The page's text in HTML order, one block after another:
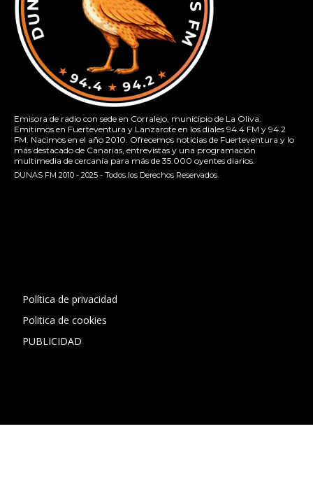
Emisora de radio con sede en Corralejo, municipio de La Oliva.
Emitimos en Fuerteventura y Lanzarote en los diales 94.4 FM y 94.2
FM. Nacimos en el año 2010. Ofrecemos noticias de Fuerteventura y lo
más destacado de Canarias, entrevistas y una programación
multimedia de cercanía para más de 35.000 oyentes diarios.
DUNAS FM 2010 - 2025 - Todos los Derechos Reservados.
Política de privacidad
Politica de cookies
PUBLICIDAD